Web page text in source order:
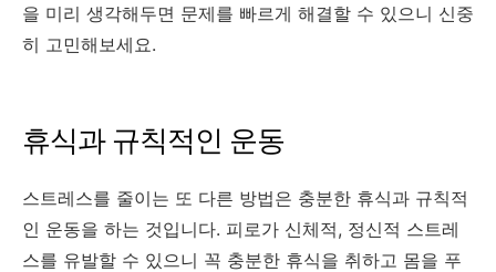
을 미리 생각해두면 문제를 빠르게 해결할 수 있으니 신중
히 고민해보세요.
휴식과 규칙적인 운동
스트레스를 줄이는 또 다른 방법은 충분한 휴식과 규칙적
인 운동을 하는 것입니다. 피로가 신체적, 정신적 스트레
스를 유발할 수 있으니 꼭 충분한 휴식을 취하고 몸을 푸